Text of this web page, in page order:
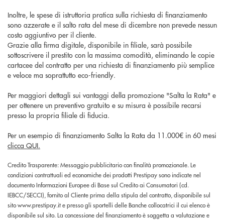
Inoltre, le spese di istruttoria pratica sulla richiesta di finanziamento
sono azzerate e il salto rata del mese di dicembre non prevede nessun
costo aggiuntivo per il cliente.
Grazie alla firma digitale, disponibile in filiale, sarà possibile
sottoscrivere il prestito con la massima comodità, eliminando le copie
cartacee del contratto per una richiesta di finanziamento più semplice
e veloce ma soprattutto eco-friendly.
Per maggiori dettagli sui vantaggi della promozione "Salta la Rata" e
per ottenere un preventivo gratuito e su misura è possibile recarsi
presso la propria filiale di fiducia.
Per un esempio di finanziamento Salta la Rata da 11.000€ in 60 mesi
clicca QUI.
Credito Trasparente: Messaggio pubblicitario con finalità promozionale. Le
condizioni contrattuali ed economiche dei prodotti Prestipay sono indicate nel
documento Informazioni Europee di Base sul Credito ai Consumatori (cd.
IEBCC/SECCI), fornito al Cliente prima della stipula del contratto, disponibile sul
sito www.prestipay.it e presso gli sportelli delle Banche collocatrici il cui elenco è
disponibile sul sito. La concessione del finanziamento è soggetta a valutazione e